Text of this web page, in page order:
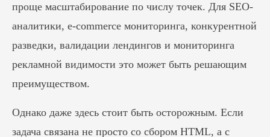
проще масштабирование по числу точек. Для SEO-
аналитики, e-commerce мониторинга, конкурентной
разведки, валидации лендингов и мониторинга
рекламной видимости это может быть решающим
преимуществом.
Однако даже здесь стоит быть осторожным. Если
задача связана не просто со сбором HTML, а с